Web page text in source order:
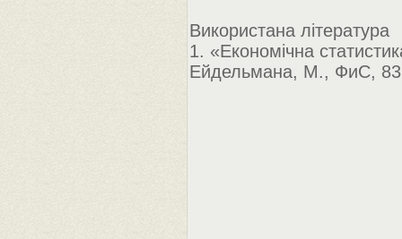
Використана література
1. «Економічна
Ейдельмана, М., ФиС,